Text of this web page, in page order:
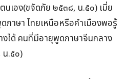
นเอง(ขจัดภัย ๒๕๓๘, น.๕๐) เมี่ย
ภาษา ไทยเหนือหรือคำเมืองพอรู้
งได้ คนที่มีอายุพูดภาษาจีนกลาง
น.๕๐)